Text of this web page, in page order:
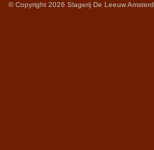
© Copyright 2026 Slagerij De Leeuw